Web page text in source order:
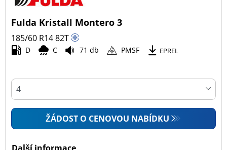
Fulda Kristall Montero 3
185/60 R1482T
D C 71 db PMSF EPREL
ŽÁDOST O CENOVOU NABÍDKU